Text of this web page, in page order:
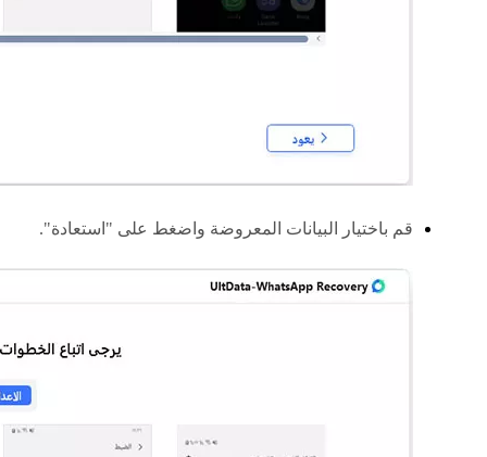
قم باختيار البيانات المعروضة واضغط على "استعادة".